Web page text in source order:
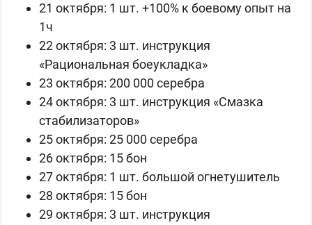
21 октября: 1 шт. +100% к боевому опыт на
1ч
22 октября: 3 шт. инструкция
«Рациональная боеукладка»
23 октября: 200 000 серебра
24 октября: 3 шт. инструкция «Смазка
стабилизаторов»
25 октября: 25 000 серебра
26 октября: 15 бон
27 октября: 1 шт. большой огнетушитель
28 октября: 15 бон
29 октября: 3 шт. инструкция